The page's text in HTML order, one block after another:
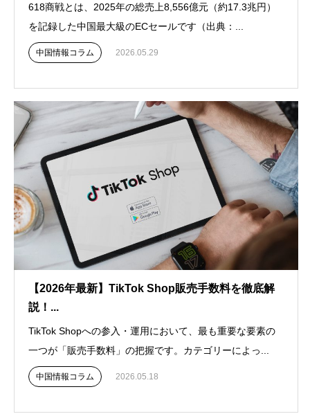
618商戦とは、2025年の総売上8,556億元（約17.3兆円）
を記録した中国最大級のECセールです（出典：...
中国情報コラム 2026.05.29
【2026年最新】TikTok Shop販売手数料を徹底解
説！...
TikTok Shopへの参入・運用において、最も重要な要素の
一つが「販売手数料」の把握です。カテゴリーによっ...
中国情報コラム 2026.05.18